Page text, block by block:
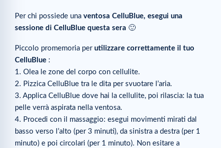
Per chi possiede una ventosa CelluBlue, esegui una
sessione di CelluBlue questa sera 🙂
Piccolo promemoria per utilizzare correttamente il tuo
CelluBlue :
1. Olea le zone del corpo con cellulite.
2. Pizzica CelluBlue tra le dita per svuotare l’aria.
3. Applica CelluBlue dove hai la cellulite, poi rilascia: la tua
pelle verrà aspirata nella ventosa.
4. Procedi con il massaggio: esegui movimenti mirati dal
basso verso l’alto (per 3 minuti), da sinistra a destra (per 1
minuto) e poi circolari (per 1 minuto). Non esitare a